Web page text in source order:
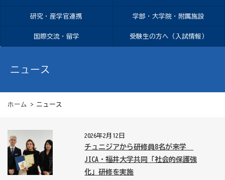
研究・産学官連携 学部・大学院・附属施設
国際交流・留学 受験生の方へ（入試情報）
ニュース
ホーム > ニュース
2026年2月12日
チュニジアから研修員8名が来学
JICA・福井大学共同「社会的保護強
化」研修を実施